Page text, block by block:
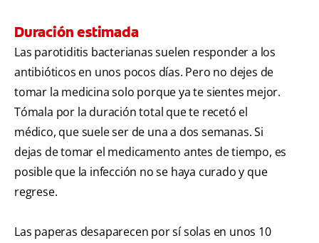
Duración estimada
Las parotiditis bacterianas suelen responder a los
antibióticos en unos pocos días. Pero no dejes de
tomar la medicina solo porque ya te sientes mejor.
Tómala por la duración total que te recetó el
médico, que suele ser de una a dos semanas. Si
dejas de tomar el medicamento antes de tiempo, es
posible que la infección no se haya curado y que
regrese.
Las paperas desaparecen por sí solas en unos 10